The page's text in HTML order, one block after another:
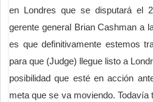
en Londres que se disputará el
gerente general Brian Cashman a
es que definitivamente estemos
para que (Judge) llegue listo a
posibilidad que esté en acción
meta que se va moviendo. Todavía